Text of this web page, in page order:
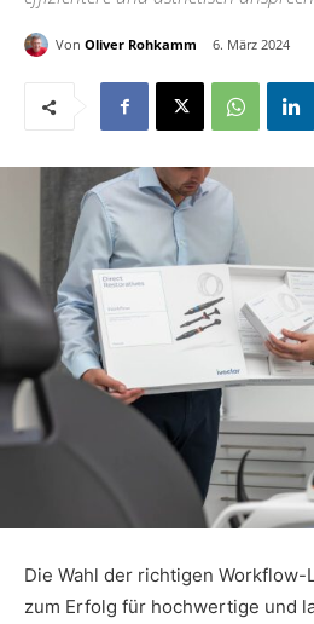
Von Oliver Rohkamm 6. März 2024
Die Wahl der richtigen
zum Erfolg für hochwertige und